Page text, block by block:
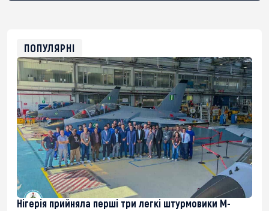
0xfD02863D3289416fcF50975c9DFda13623f97758
ПОПУЛЯРНІ
Нігерія прийняла перші три легкі штурмовики M-